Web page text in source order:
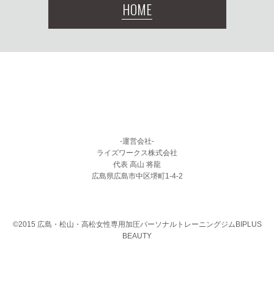
HOME
-運営会社-
ライズワークス株式会社
代表 高山 将龍
広島県広島市中区堺町1-4-2
©2015 広島・松山・高松女性専用加圧パーソナルトレーニングジムBIPLUS
BEAUTY